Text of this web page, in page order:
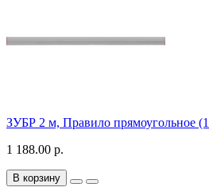
ЗУБР 2 м, Правило прямоугольное
1 188.00 р.
В корзину